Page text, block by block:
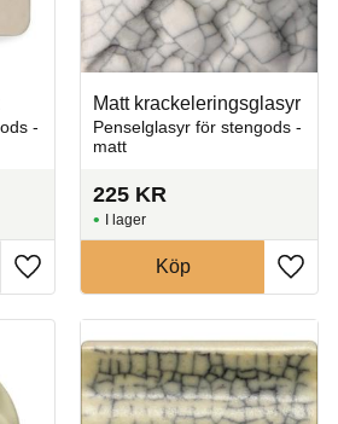
-
Lägg till i favoriter
Matt krackeleringsglasyr
Penselglasyr för stengods -
matt
225 KR
Lägg
I lager
Köp